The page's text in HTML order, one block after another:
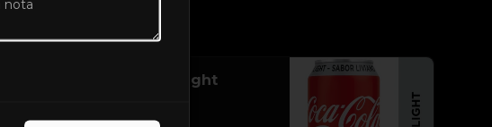
Coca Cola Light